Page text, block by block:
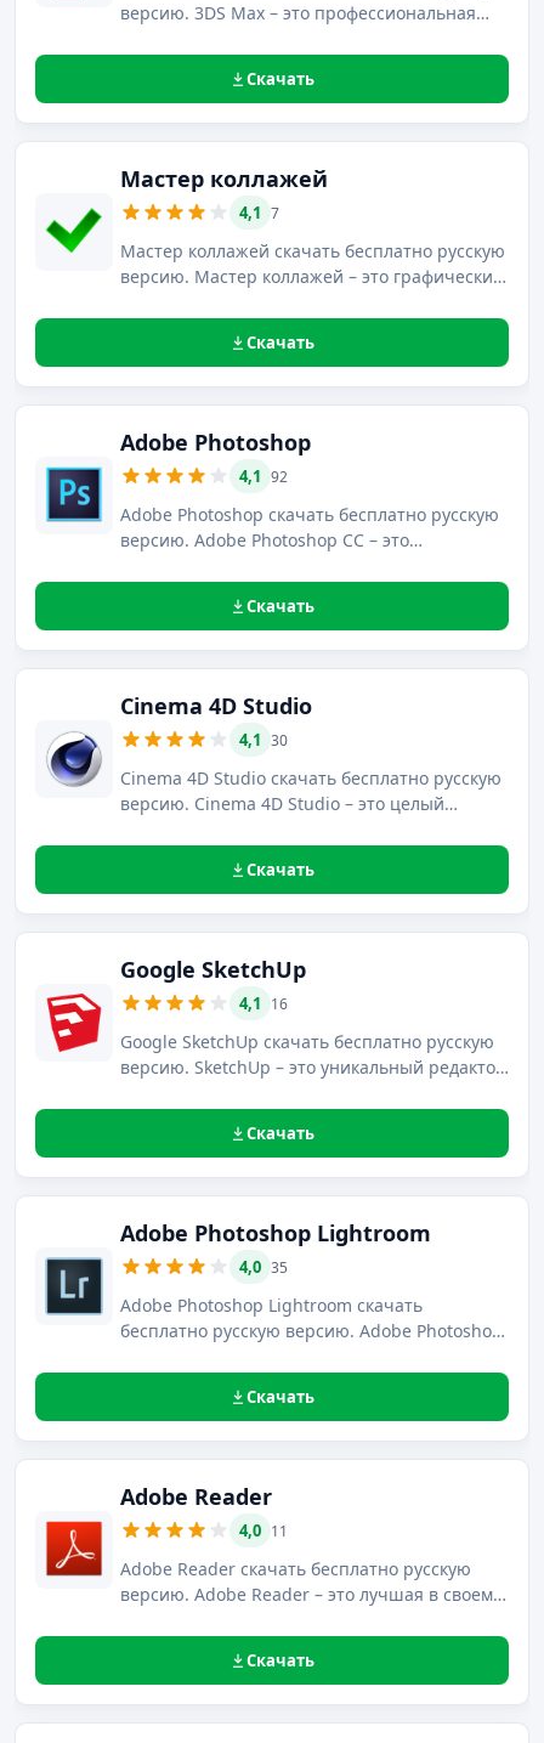
версию. 3DS Max – это профессиональная
индустрии Autodesk.
Скачать
Мастер коллажей
4,1 7
Мастер коллажей скачать бесплатно русскую
версию. Мастер коллажей – это графический
Скачать
Adobe Photoshop
4,1 92
Adobe Photoshop скачать бесплатно русскую
версию. Adobe Photoshop CC – это
Скачать
Cinema 4D Studio
4,1 30
Cinema 4D Studio скачать бесплатно русскую
версию. Cinema 4D Studio – это целый
состоящий из пакетов Broadcast, Visualize и
Скачать
Google SketchUp
4,1 16
Google SketchUp скачать бесплатно русскую
версию. SketchUp – это уникальный редактор
простым принципом работы, понятным
Скачать
Adobe Photoshop Lightroom
4,0 35
Adobe Photoshop Lightroom скачать
бесплатно русскую версию. Adobe Photoshop
обработки цифровых изображений в любом
Скачать
Adobe Reader
4,0 11
Adobe Reader скачать бесплатно русскую
версию. Adobe Reader – это лучшая в своем
Скачать